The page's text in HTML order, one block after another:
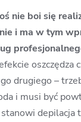
nie boi się
i ma w tym
oszczędza
drugiego –
i musi być
depilacja